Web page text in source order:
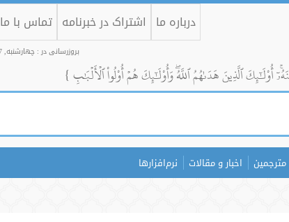
درباره ما اشتراک در خبرنامه تماس با ما
بروزرسانی در : چهارشنبه, 07 آبان 1399
أُوْلَٰٓئِكَ ٱلَّذِينَ هَدَىٰهُمُ ٱللَّهُۖ وَأُوْلَٰٓئِكَ هُمۡ أُوْلُواْ ٱلۡأَلۡبَٰبِ }
مترجمین اخبار و مقالات نرم‌افزارها